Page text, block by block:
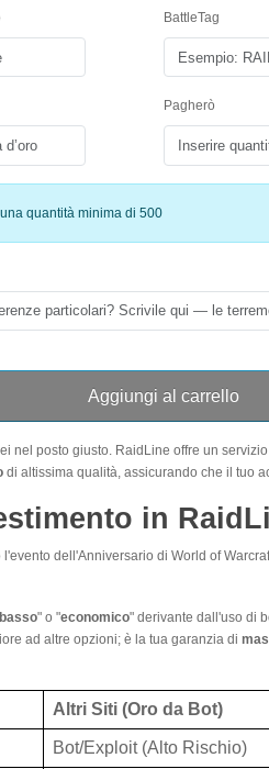
BattleTag
Pagherò
quantità minima di 500
Aggiungi al carrello
nel posto giusto. RaidLine offre un
di altissima qualità, assicurando che il tuo
in
dell'Anniversario di World of
" o "economico" derivante dall'uso di
ad altre opzioni; è la tua garanzia di
Altri Siti (Oro da Bot)
Bot/Exploit (Alto Rischio)